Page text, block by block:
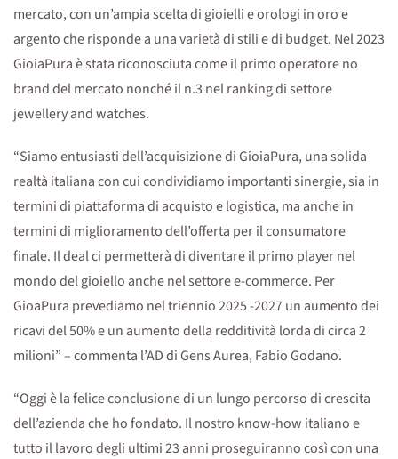
mercato, con un’ampia scelta di gioielli e orologi in oro e
argento che risponde a una varietà di stili e di budget. Nel 2023
GioiaPura è stata riconosciuta come il primo operatore no
brand del mercato nonché il n.3 nel ranking di settore
jewellery and watches.
“Siamo entusiasti dell’acquisizione di GioiaPura, una solida
realtà italiana con cui condividiamo importanti sinergie, sia in
termini di piattaforma di acquisto e logistica, ma anche in
termini di miglioramento dell’offerta per il consumatore
finale. Il deal ci permetterà di diventare il primo player nel
mondo del gioiello anche nel settore e-commerce. Per
GioaPura prevediamo nel triennio 2025 -2027 un aumento dei
ricavi del 50% e un aumento della redditività lorda di circa 2
milioni” – commenta l’AD di Gens Aurea, Fabio Godano.
“Oggi è la felice conclusione di un lungo percorso di crescita
dell’azienda che ho fondato. Il nostro know-how italiano e
tutto il lavoro degli ultimi 23 anni proseguiranno così con una